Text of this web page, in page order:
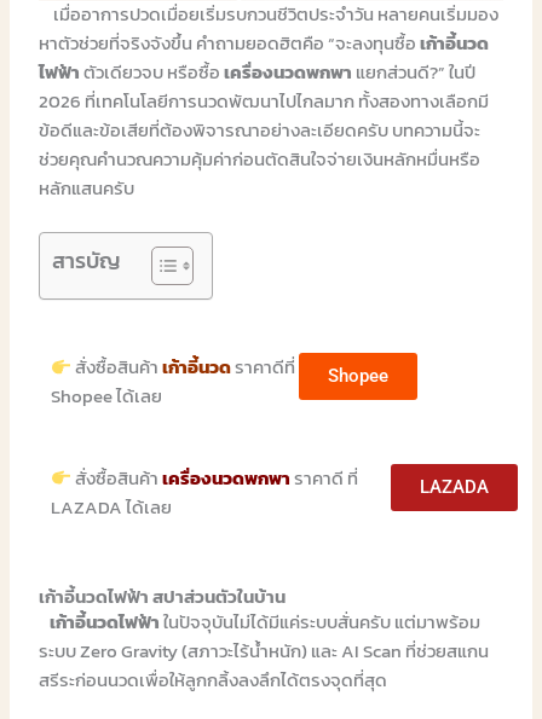
เมื่ออาการปวดเมื่อยเริ่มรบกวนชีวิตประจำวัน หลายคนเริ่มมอง
หาตัวช่วยที่จริงจังขึ้น คำถามยอดฮิตคือ “จะลงทุนซื้อเก้าอี้นวด
ไฟฟ้าตัวเดียวจบ หรือซื้อเครื่องนวดพกพา แยกส่วนดี?” ในปี
2026 ที่เทคโนโลยีการนวดพัฒนาไปไกลมาก ทั้งสองทางเลือกมี
ข้อดีและข้อเสียที่ต้องพิจารณาอย่างละเอียดครับ บทความนี้จะ
ช่วยคุณคำนวณความคุ้มค่าก่อนตัดสินใจจ่ายเงินหลักหมื่นหรือ
หลักแสนครับ
สารบัญ
สั่งซื้อสินค้าเก้าอี้นวดราคาดีที่
Shopee ได้เลย
Shopee
สั่งซื้อสินค้าเครื่องนวดพกพาราคาดี ที่
LAZADA ได้เลย
LAZADA
เก้าอี้นวดไฟฟ้า สปาส่วนตัวในบ้าน
เก้าอี้นวดไฟฟ้าในปัจจุบันไม่ได้มีแค่ระบบสั่นครับ แต่มาพร้อม
ระบบ Zero Gravity (สภาวะไร้น้ำหนัก) และ AI Scan ที่ช่วยสแกน
สรีระก่อนนวดเพื่อให้ลูกกลิ้งลงลึกได้ตรงจุดที่สุด